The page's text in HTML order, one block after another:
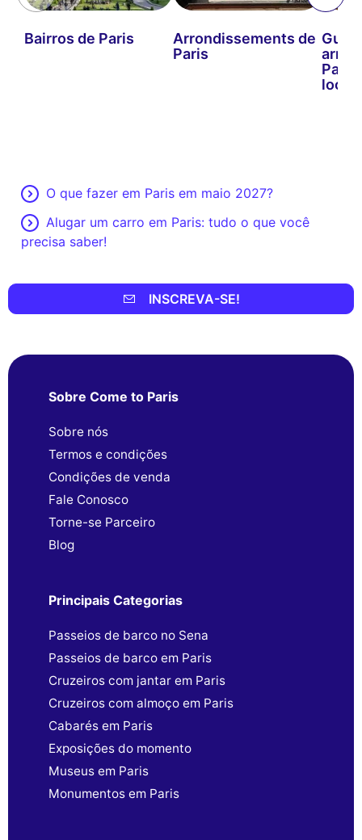
Bairros de Paris
Arrondissements de
Paris
Guia
O que fazer em Paris em maio 2027?
Alugar um carro em Paris: tudo o que você
precisa saber!
INSCREVA-SE!
Sobre Come to Paris
Sobre nós
Termos e condições
Condições de venda
Fale Conosco
Torne-se Parceiro
Blog
Principais Categorias
Passeios de barco no Sena
Passeios de barco em Paris
Cruzeiros com jantar em Paris
Cruzeiros com almoço em Paris
Cabarés em Paris
Exposições do momento
Museus em Paris
Monumentos em Paris